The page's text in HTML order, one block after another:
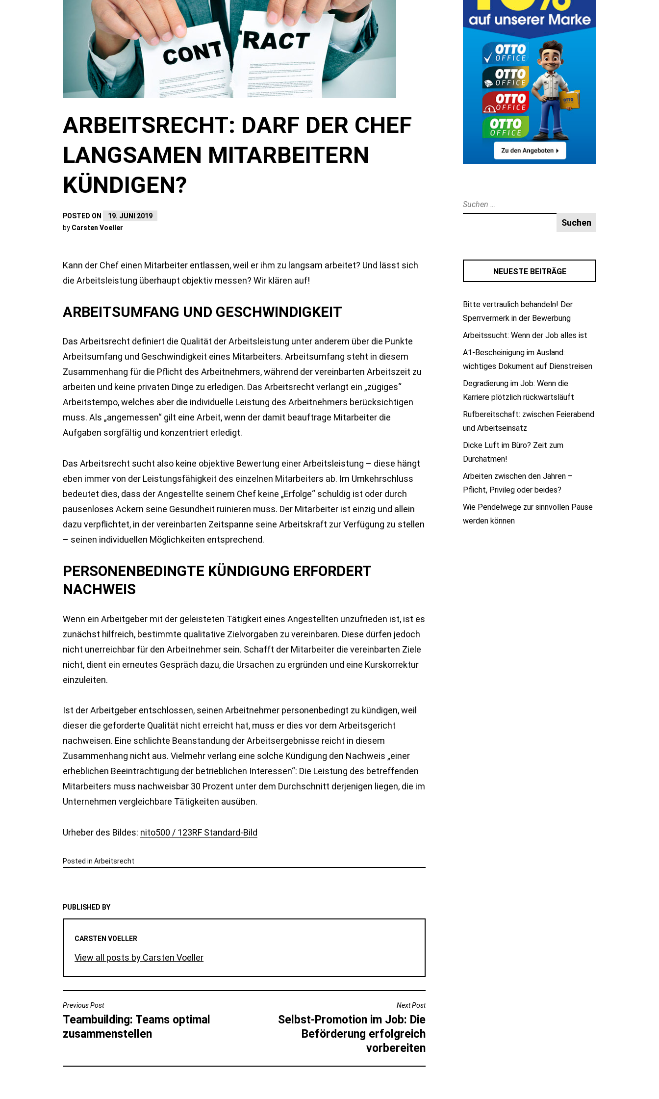
ARBEITSRECHT: DARF DER CHEF
LANGSAMEN MITARBEITERN
KÜNDIGEN?
POSTED ON
19. JUNI 2019
by Carsten Voeller
Kann der Chef einen Mitarbeiter entlassen, weil er ihm zu langsam arbeitet? Und lässt sich
die Arbeitsleistung überhaupt objektiv messen? Wir klären auf!
ARBEITSUMFANG UND GESCHWINDIGKEIT
Das Arbeitsrecht definiert die Qualität der Arbeitsleistung unter anderem über die Punkte
Arbeitsumfang und Geschwindigkeit eines Mitarbeiters. Arbeitsumfang steht in diesem
Zusammenhang für die Pflicht des Arbeitnehmers, während der vereinbarten Arbeitszeit zu
arbeiten und keine privaten Dinge zu erledigen. Das Arbeitsrecht verlangt ein „zügiges“
Arbeitstempo, welches aber die individuelle Leistung des Arbeitnehmers berücksichtigen
muss. Als „angemessen“ gilt eine Arbeit, wenn der damit beauftrage Mitarbeiter die
Aufgaben sorgfältig und konzentriert erledigt.
Das Arbeitsrecht sucht also keine objektive Bewertung einer Arbeitsleistung – diese hängt
eben immer von der Leistungsfähigkeit des einzelnen Mitarbeiters ab. Im Umkehrschluss
bedeutet dies, dass der Angestellte seinem Chef keine „Erfolge“ schuldig ist oder durch
pausenloses Ackern seine Gesundheit ruinieren muss. Der Mitarbeiter ist einzig und allein
dazu verpflichtet, in der vereinbarten Zeitspanne seine Arbeitskraft zur Verfügung zu stellen
– seinen individuellen Möglichkeiten entsprechend.
PERSONENBEDINGTE KÜNDIGUNG ERFORDERT
NACHWEIS
Wenn ein Arbeitgeber mit der geleisteten Tätigkeit eines Angestellten unzufrieden ist, ist es
zunächst hilfreich, bestimmte qualitative Zielvorgaben zu vereinbaren. Diese dürfen jedoch
nicht unerreichbar für den Arbeitnehmer sein. Schafft der Mitarbeiter die vereinbarten Ziele
nicht, dient ein erneutes Gespräch dazu, die Ursachen zu ergründen und eine Kurskorrektur
einzuleiten.
Ist der Arbeitgeber entschlossen, seinen Arbeitnehmer personenbedingt zu kündigen, weil
dieser die geforderte Qualität nicht erreicht hat, muss er dies vor dem Arbeitsgericht
nachweisen. Eine schlichte Beanstandung der Arbeitsergebnisse reicht in diesem
Zusammenhang nicht aus. Vielmehr verlang eine solche Kündigung den Nachweis „einer
erheblichen Beeinträchtigung der betrieblichen Interessen“: Die Leistung des betreffenden
Mitarbeiters muss nachweisbar 30 Prozent unter dem Durchschnitt derjenigen liegen, die im
Unternehmen vergleichbare Tätigkeiten ausüben.
Urheber des Bildes: nito500 / 123RF Standard-Bild
Posted in Arbeitsrecht
PUBLISHED BY
CARSTEN VOELLER
View all posts by Carsten Voeller
BEITRAGSNAVIGATION
Previous Post
Teambuilding: Teams optimal
zusammenstellen
Next Post
Selbst-Promotion im Job: Die
Beförderung erfolgreich
vorbereiten
Suche
nach:
NEUESTE BEITRÄGE
Bitte vertraulich behandeln! Der
Sperrvermerk in der Bewerbung
Arbeitssucht: Wenn der Job alles ist
A1-Bescheinigung im Ausland:
wichtiges Dokument auf Dienstreisen
Degradierung im Job: Wenn die
Karriere plötzlich rückwärtsläuft
Rufbereitschaft: zwischen Feierabend
und Arbeitseinsatz
Dicke Luft im Büro? Zeit zum
Durchatmen!
Arbeiten zwischen den Jahren –
Pflicht, Privileg oder beides?
Wie Pendelwege zur sinnvollen Pause
werden können